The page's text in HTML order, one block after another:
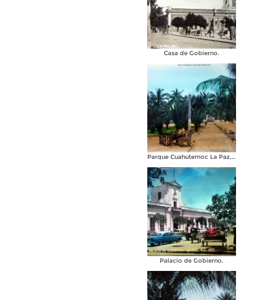
Casa de Gobierno.
Parque Cuahutemoc La Paz, Baja California Sur.
Palacio de Gobierno.